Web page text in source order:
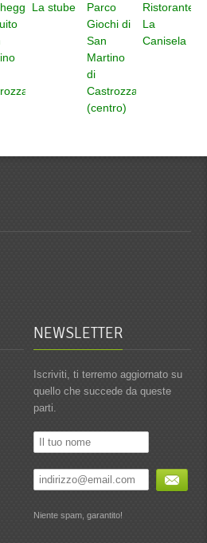
La stube
Parco
Giochi di
San
Martino
di
Castrozza
(centro)
Ristorante
La
Canisela
NEWSLETTER
Iscriviti, ti terremo aggiornato su
quello che succede da queste
parti.
Niente spam, garantito!